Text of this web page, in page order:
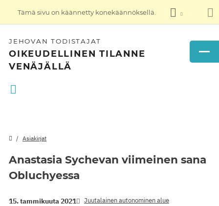
Tämä sivu on käännetty konekäännöksellä.
JEHOVAN TODISTAJAT
OIKEUDELLINEN TILANNE
VENÄJÄLLÄ
Asiakirjat
Anastasia Sychevan viimeinen sana
Obluchyessa
15. tammikuuta 2021 Juutalainen autonominen alue